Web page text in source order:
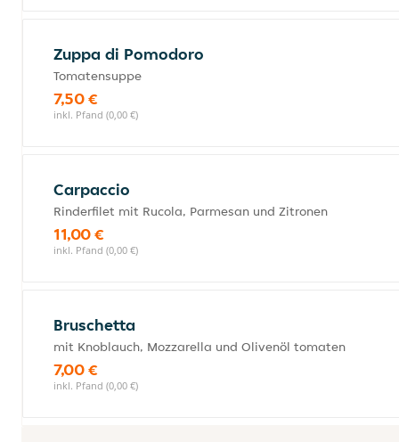
Zuppa di Pomodoro
Tomatensuppe
7,50 €
inkl. Pfand (0,00 €)
Carpaccio
Rinderfilet mit Rucola, Parmesan und Zitronen
11,00 €
inkl. Pfand (0,00 €)
Bruschetta
mit Knoblauch, Mozzarella und Olivenöl tomaten
7,00 €
inkl. Pfand (0,00 €)